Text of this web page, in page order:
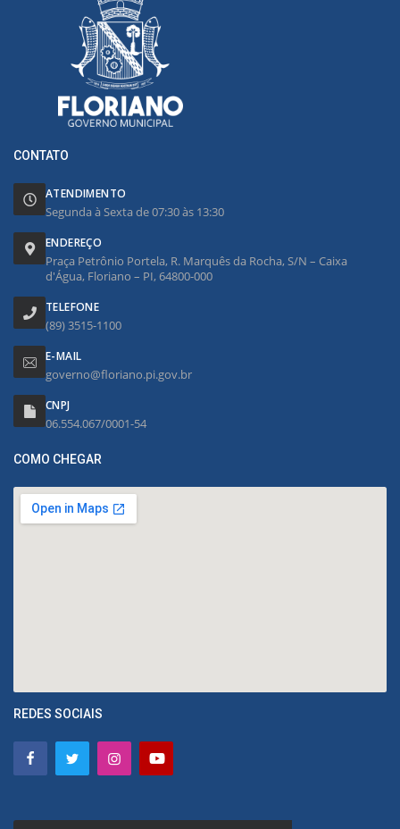
CONTATO
ATENDIMENTO
Segunda à Sexta de 07:30 às 13:30
ENDEREÇO
Praça Petrônio Portela, R. Marquês da Rocha, S/N – Caixa
d'Água, Floriano – PI, 64800-000
TELEFONE
(89) 3515-1100
E-MAIL
governo@floriano.pi.gov.br
CNPJ
06.554.067/0001-54
COMO CHEGAR
REDES SOCIAIS